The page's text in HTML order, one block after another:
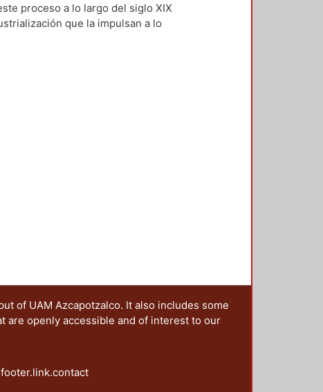
Javier;Morales Moreno,
;Carbajal Arenas, Lilia;
proceso a lo largo del siglo XIX
que la impulsan a lo
of UAM Azcapotzalco. It also includes some
are openly accessible and of interest to our
footer.link.contact